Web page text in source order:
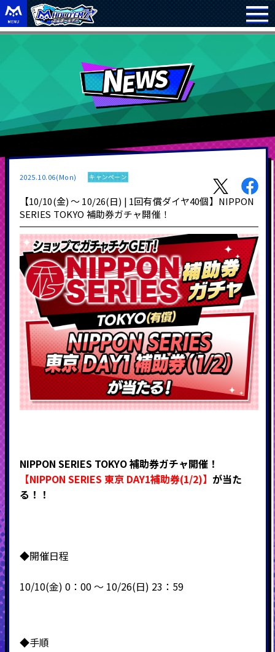
2025.10.06(Mon) キャンペーン
【10/10(金) ～ 10/26(日) | 1回有償ダイヤ40個】NIPPON
SERIES TOKYO 補助券ガチャ開催！
NIPPON SERIES TOKYO 補助券ガチャ開催！
【NIPPON SERIES 東京 DAY1補助券(1/2)】 が当た
る！！
◆開催日程
10/10(金) 0：00 ～ 10/26(日) 23：59
◆手順